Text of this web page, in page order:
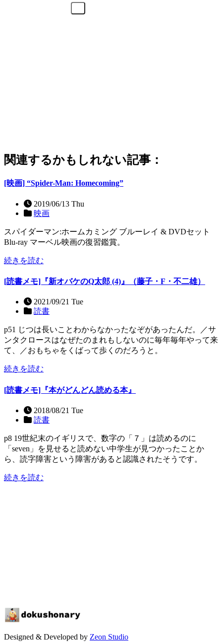
関連するかもしれない記事：
[映画] “Spider-Man: Homecoming”
2019/06/13 Thu
映画
スパイダーマン:ホームカミング ブルーレイ & DVDセット
Blu-ray マーベル映画の復習鑑賞。
続きを読む
[読書メモ]『新オバケのQ太郎 (4)』（藤子・F・不二雄）
2021/09/21 Tue
読書
p51 じつは長いことわからなかったなぞがあったんだ。／サ
ンタクロースはなぜたのまれもしないのに毎年毎年やって来
て、／おもちゃをくばって歩くのだろうと。
続きを読む
[読書メモ]『本がどんどん読める本』
2018/08/21 Tue
読書
p8 19世紀末のイギリスで、数字の「７」は読めるのに
「seven」を見せると読めない中学生が見つかったことか
ら、読字障害という障害があると認識されたそうです。
続きを読む
Designed & Developed by Zeon Studio